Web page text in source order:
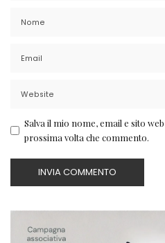
Salva il mio nome, email e sito
prossima volta che commento.